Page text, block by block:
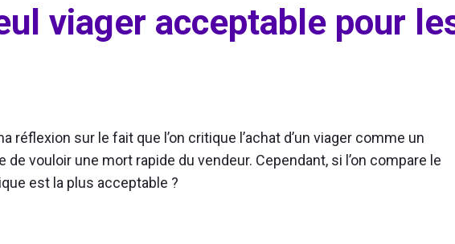
viager acceptable pour
réflexion sur le fait que l’on critique l’achat d’un viager comme un
vouloir une mort rapide du vendeur. Cependant, si l’on compare le
est la plus acceptable ?